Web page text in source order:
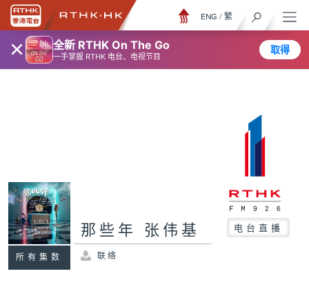
× 全新 RTHK On The Go
一手掌握 RTHK 电台、电视节目
取得
ENG / 繁
所有集数
那些年 张伟基 电台直播
联络